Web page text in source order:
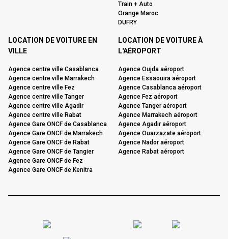
Train + Auto
Orange Maroc
DUFRY
LOCATION DE VOITURE EN
VILLE
Agence centre ville Casablanca
Agence centre ville Marrakech
Agence centre ville Fez
Agence centre ville Tanger
Agence centre ville Agadir
Agence centre ville Rabat
Agence Gare ONCF de Casablanca
Agence Gare ONCF de Marrakech
Agence Gare ONCF de Rabat
Agence Gare ONCF de Tangier
Agence Gare ONCF de Fez
Agence Gare ONCF de Kenitra
LOCATION DE VOITURE À
L'AÉROPORT
Agence Oujda aéroport
Agence Essaouira aéroport
Agence Casablanca aéroport
Agence Fez aéroport
Agence Tanger aéroport
Agence Marrakech aéroport
Agence Agadir aéroport
Agence Ouarzazate aéroport
Agence Nador aéroport
Agence Rabat aéroport